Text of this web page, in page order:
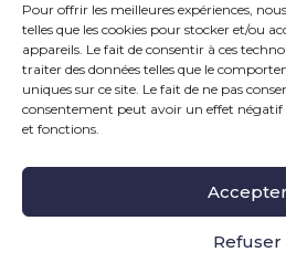
Pour offrir les meilleures expériences,
telles que les cookies pour stocker et/ou
appareils. Le fait de consentir à ces
traiter des données telles que le
uniques sur ce site. Le fait de ne pas
consentement peut avoir un effet négatif
et fonctions.
Accepter
Refuser
Constituer et valoriser
Optimisation
Préparer sa
Ingénierie
Légales|
novembre